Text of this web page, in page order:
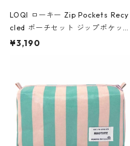
LOQI ローキー Zip Pockets Recy
cled ポーチセット ジップポケット
ファスナーポーチ 撥水加工 トラベ
ーガンディー、オフホワイト
¥3,190